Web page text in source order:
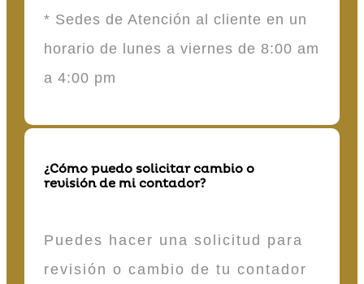
* Sedes de Atención al cliente en un
horario de lunes a viernes de 8:00 am
a 4:00 pm
¿Cómo puedo solicitar cambio o
revisión de mi contador?
Puedes hacer una solicitud para
revisión o cambio de tu contador